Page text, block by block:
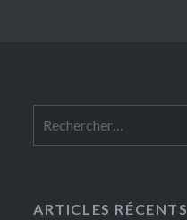
ARTICLES RÉCENTS